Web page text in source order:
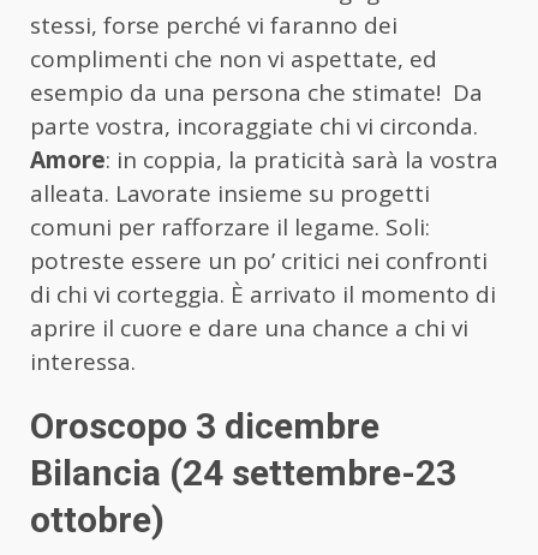
stessi, forse perché vi faranno dei
complimenti che non vi aspettate, ed
esempio da una persona che stimate! Da
parte vostra, incoraggiate chi vi circonda.
Amore: in coppia, la praticità sarà la vostra
alleata. Lavorate insieme su progetti
comuni per rafforzare il legame. Soli:
potreste essere un po’ critici nei confronti
di chi vi corteggia. È arrivato il momento di
aprire il cuore e dare una chance a chi vi
interessa.
Oroscopo 3 dicembre
Bilancia (24 settembre-23
ottobre)